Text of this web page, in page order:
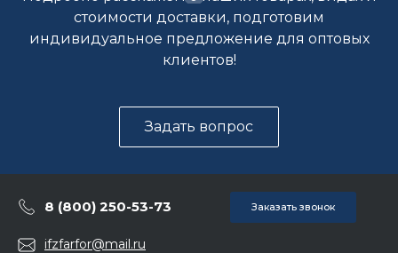
стоимости доставки, подготовим
индивидуальное предложение для оптовых
клиентов!
Задать вопрос
8 (800) 250-53-73 Заказать звонок
ifzfarfor@mail.ru